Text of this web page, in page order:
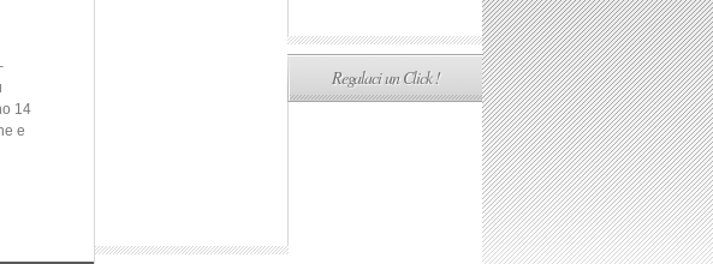
14
e
Regalaci un Click !